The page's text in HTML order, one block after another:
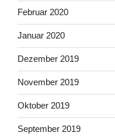
Februar 2020
Januar 2020
Dezember 2019
November 2019
Oktober 2019
September 2019